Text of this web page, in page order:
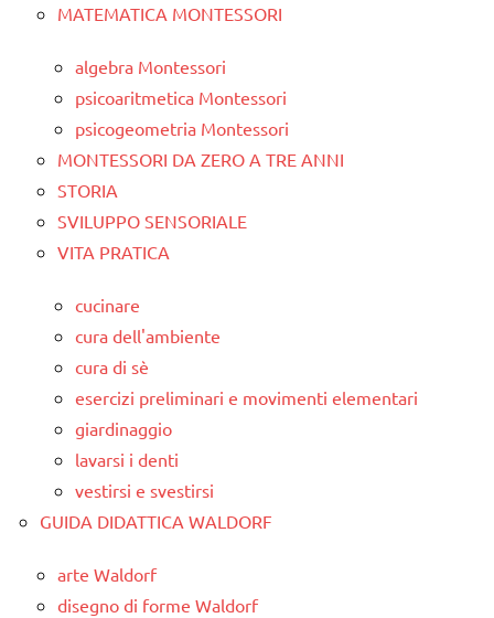
MATEMATICA MONTESSORI
algebra Montessori
psicoaritmetica Montessori
psicogeometria Montessori
MONTESSORI DA ZERO A TRE ANNI
STORIA
SVILUPPO SENSORIALE
VITA PRATICA
cucinare
cura dell'ambiente
cura di sè
esercizi preliminari e movimenti elementari
giardinaggio
lavarsi i denti
vestirsi e svestirsi
GUIDA DIDATTICA WALDORF
arte Waldorf
disegno di forme Waldorf